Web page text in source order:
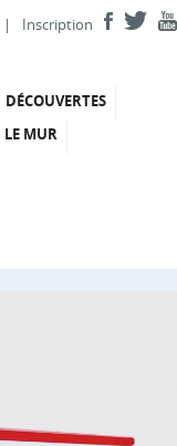
| Inscription
DÉCOUVERTES
LE MUR